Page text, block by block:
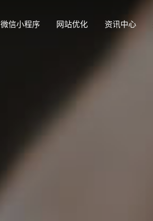
微信小程序 网站优化 资讯中心